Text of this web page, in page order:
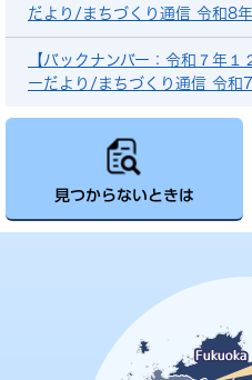
だより/まちづくり通信 令和8
【バックナンバー：令和７年
ーだより/まちづくり通信 令和
見つからないときは